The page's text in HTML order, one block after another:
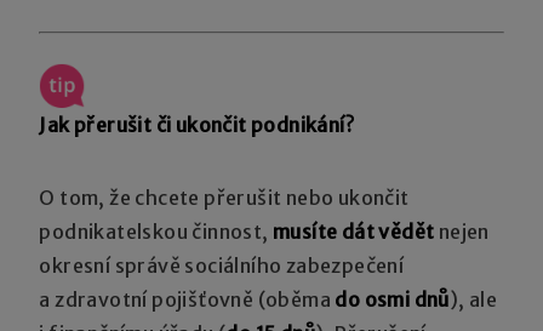
Jak přerušit či ukončit podnikání?
O tom, že chcete přerušit nebo ukončit
podnikatelskou činnost, musíte dát vědět nejen
okresní správě sociálního zabezpečení
a zdravotní pojišťovně (oběma do osmi dnů), ale